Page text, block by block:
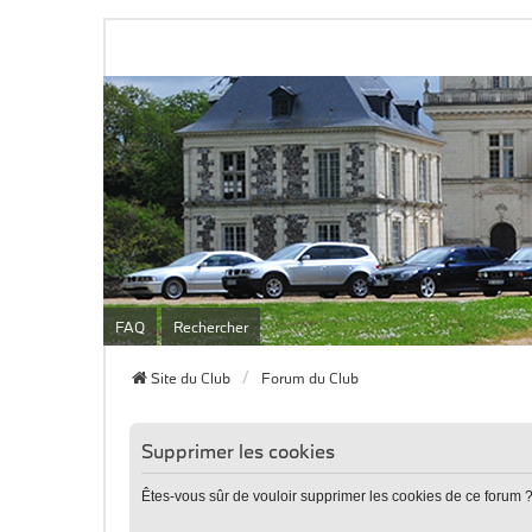
FAQ Rechercher
Site du Club Forum du Club
Supprimer les cookies
Êtes-vous sûr de vouloir supprimer les cookies de ce forum ?